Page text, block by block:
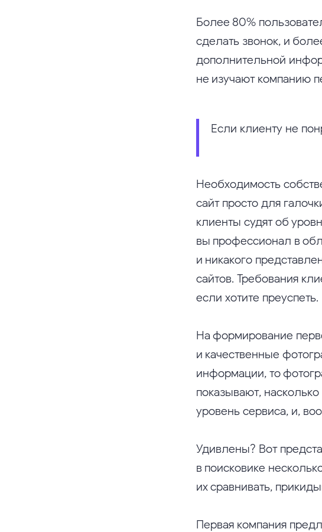
Более 80%
сделать звонок, и
дополнительной
не изучают компанию
Если клиенту не
Необходимость
сайт просто для
клиенты судят об
вы профессионал в
и никакого
сайтов. Требования
если хотите преуспеть.
На формирование
и качественные
информации, то
показывают,
уровень сервиса, и,
Удивлены? Вот
в поисковике
их сравнивать,
Первая компания